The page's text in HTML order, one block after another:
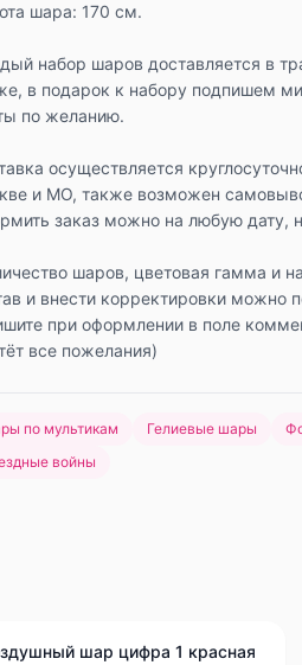
шара: 170 см.
набор шаров доставляется в
в подарок к набору подпишем
по желанию.
осуществляется
и МО, также возможен
заказ можно на любую дату,
шаров, цветовая гамма и
и внести корректировки можно
при оформлении в поле
все пожелания)
по мультикам Гелиевые шары
войны
шар цифра 1 красная